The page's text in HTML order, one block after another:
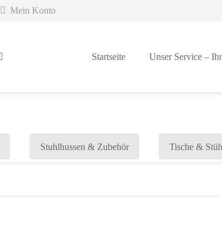
Mein Konto
Startseite Unser Service –
Stuhlhussen & Zubehör Tische &